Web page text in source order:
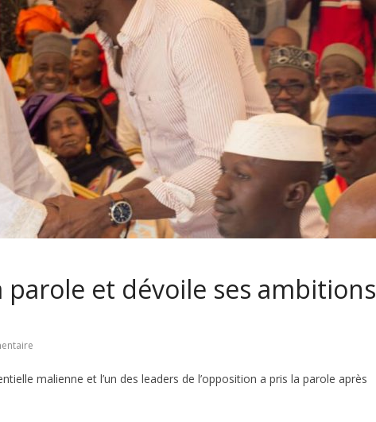
et dévoile ses ambitions
malienne et l’un des leaders de l’opposition a pris la parole après